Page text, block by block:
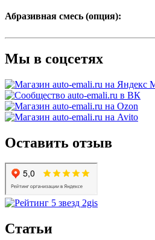
Абразивная смесь (опция):
Мы в соцсетях
Оставить отзыв
Статьи